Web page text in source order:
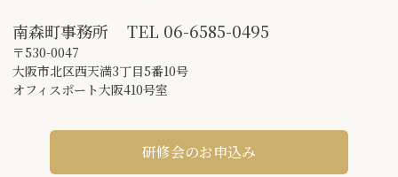
南森町事務所 TEL 06-6585-0495
〒530-0047
大阪市北区西天満3丁目5番10号
オフィスポート大阪410号室
研修会のお申込み